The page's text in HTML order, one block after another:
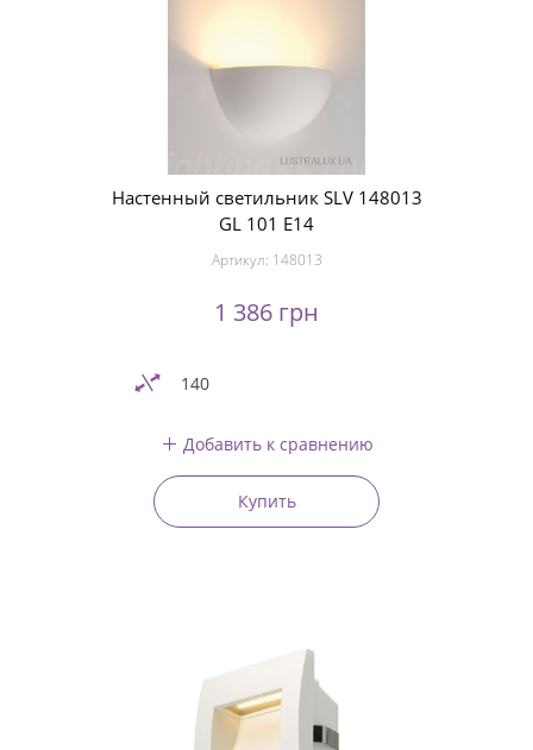
Настенный светильник SLV 148013
GL 101 E14
Артикул: 148013
1 386 грн
140
Добавить к сравнению
Купить